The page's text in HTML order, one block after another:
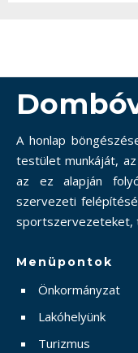
A honlap
testület munkáját,
az ez alapján
szervezeti
sportszervezeteket,
Menüpontok
Önkormányzat
Lakóhelyünk
Turizmus